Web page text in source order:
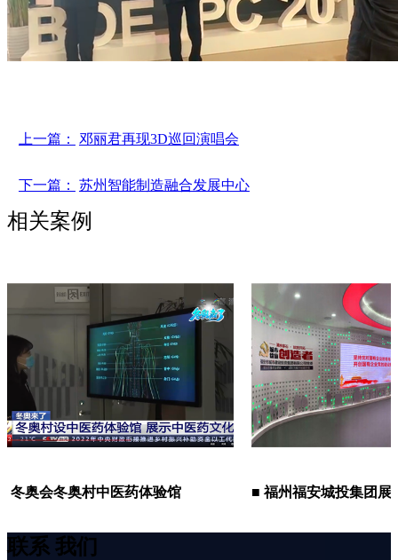
上一篇： 邓丽君再现3D巡回演唱会
下一篇： 苏州智能制造融合发展中心
相关案例
奥村中医药体验馆 ■ 福州福安城投集团展厅
联系 我们